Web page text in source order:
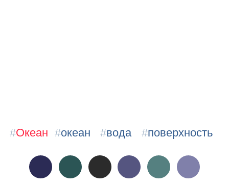
#Океан #океан #вода #поверхность